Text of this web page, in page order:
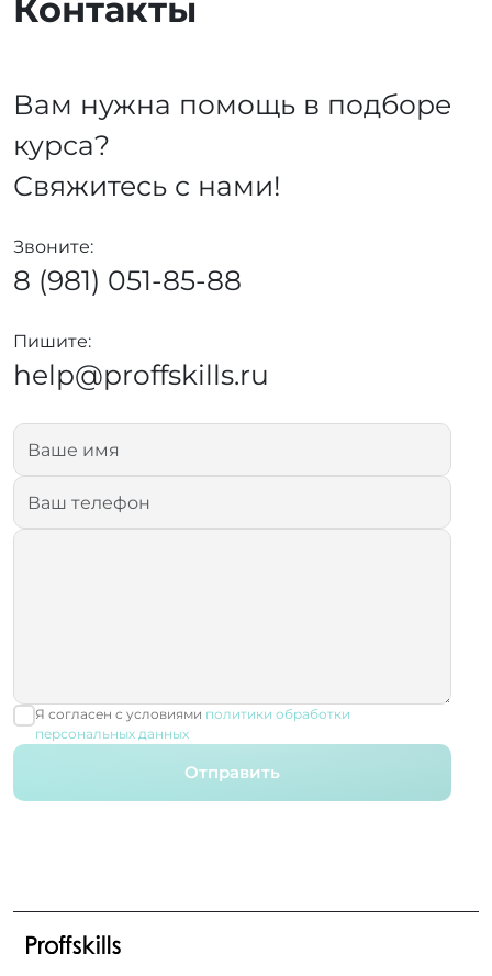
Контакты
Вам нужна помощь в подборе
курса?
Свяжитесь с нами!
Звоните:
8 (981) 051-85-88
Пишите:
help@proffskills.ru
Я согласен с условиями политики обработки
персональных данных
Отправить